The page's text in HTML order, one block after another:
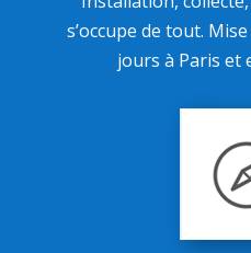
s’occupe de tout.
jours à Paris et